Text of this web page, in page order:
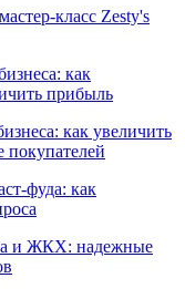
класс Zesty's
как
прибыль
как увеличить
покупателей
фуда: как
и ЖКХ: надежные